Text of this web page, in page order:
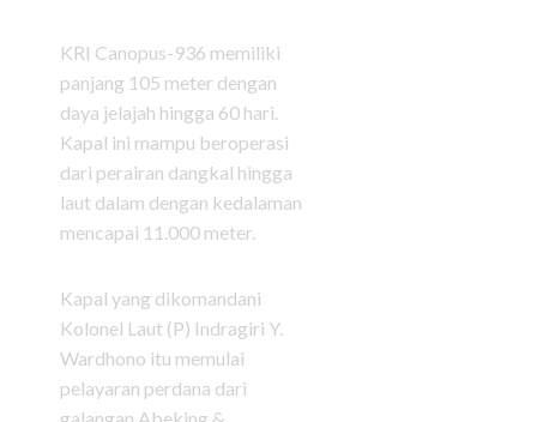
KRI Canopus-936 memiliki
panjang 105 meter dengan
daya jelajah hingga 60 hari.
Kapal ini mampu beroperasi
dari perairan dangkal hingga
laut dalam dengan kedalaman
mencapai 11.000 meter.
Kapal yang dikomandani
Kolonel Laut (P) Indragiri Y.
Wardhono itu memulai
pelayaran perdana dari